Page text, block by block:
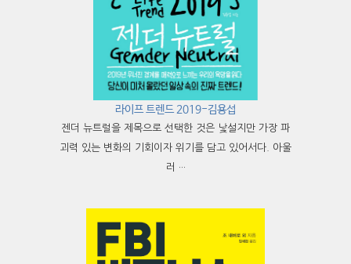
라이프 트렌드 2019-김용섭
젠더 뉴트럴을 제목으로 선택한 것은 낯설지만 가장 파
괴력 있는 변화의 기회이자 위기를 담고 있어서다. 아울
러 ···